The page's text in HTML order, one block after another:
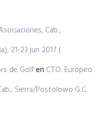
Cab.,
21-23 jun 2017 |
de Golf en CTO. Europeo
Sierra/Postolowo G.C.